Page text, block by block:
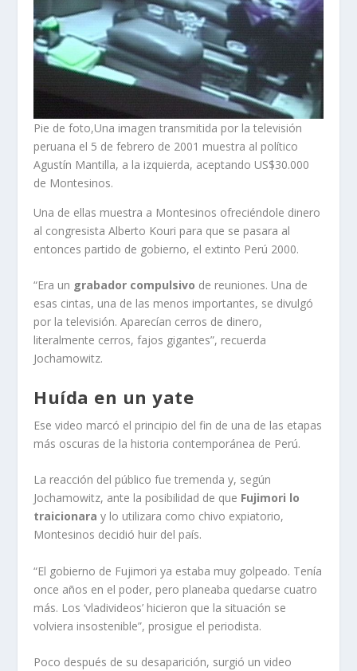
Pie de foto,Una imagen transmitida por la televisión
peruana el 5 de febrero de 2001 muestra al político
Agustín Mantilla, a la izquierda, aceptando US$30.000
de Montesinos.
Una de ellas muestra a Montesinos ofreciéndole dinero
al congresista Alberto Kouri para que se pasara al
entonces partido de gobierno, el extinto Perú 2000.
“Era un grabador compulsivo de reuniones. Una de
esas cintas, una de las menos importantes, se divulgó
por la televisión. Aparecían cerros de dinero,
literalmente cerros, fajos gigantes”, recuerda
Jochamowitz.
Huída en un yate
Ese video marcó el principio del fin de una de las etapas
más oscuras de la historia contemporánea de Perú.
La reacción del público fue tremenda y, según
Jochamowitz, ante la posibilidad de que Fujimori lo
traicionara y lo utilizara como chivo expiatorio,
Montesinos decidió huir del país.
“El gobierno de Fujimori ya estaba muy golpeado. Tenía
once años en el poder, pero planeaba quedarse cuatro
más. Los ‘vladivideos’ hicieron que la situación se
volviera insostenible”, prosigue el periodista.
Poco después de su desaparición, surgió un video